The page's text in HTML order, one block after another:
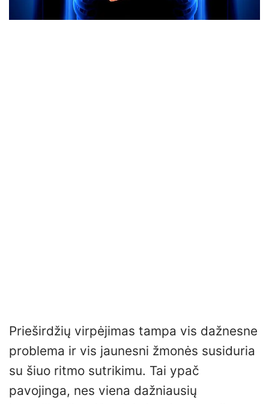
Prieširdžių virpėjimas tampa vis dažnesne
problema ir vis jaunesni žmonės susiduria
su šiuo ritmo sutrikimu. Tai ypač
pavojinga, nes viena dažniausių